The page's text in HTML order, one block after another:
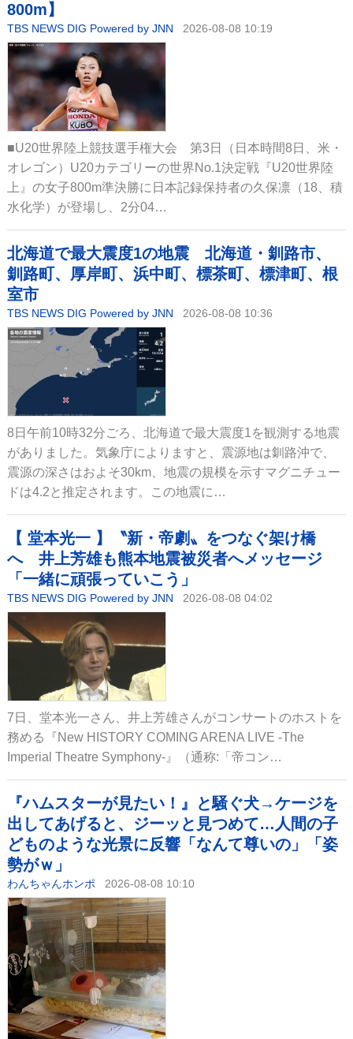
800m】
TBS NEWS DIG Powered by JNN 2026-08-08 10:19
■U20世界陸上競技選手権大会 第3日（日本時間8日、米・
オレゴン）U20カテゴリーの世界No.1決定戦『U20世界陸
上』の女子800m準決勝に日本記録保持者の久保凛（18、積
水化学）が登場し、2分04…
北海道で最大震度1の地震 北海道・釧路市、
釧路町、厚岸町、浜中町、標茶町、標津町、根
室市
TBS NEWS DIG Powered by JNN 2026-08-08 10:36
8日午前10時32分ごろ、北海道で最大震度1を観測する地震
がありました。気象庁によりますと、震源地は釧路沖で、
震源の深さはおよそ30km、地震の規模を示すマグニチュー
ドは4.2と推定されます。この地震に…
【 堂本光一 】〝新・帝劇〟をつなぐ架け橋
へ 井上芳雄も熊本地震被災者へメッセージ
「一緒に頑張っていこう」
TBS NEWS DIG Powered by JNN 2026-08-08 04:02
7日、堂本光一さん、井上芳雄さんがコンサートのホストを
務める『New HISTORY COMING ARENA LIVE -The
Imperial Theatre Symphony-』（通称:「帝コン…
『ハムスターが見たい！』と騒ぐ犬→ケージを
出してあげると、ジーッと見つめて…人間の子
どものような光景に反響「なんて尊いの」「姿
勢がｗ」
わんちゃんホンポ 2026-08-08 10:10